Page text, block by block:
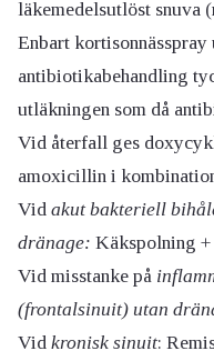
läkemedelsutlöst snuva
Enbart kortisonnässpray
antibiotikabehandling
utläkningen som då
Vid återfall ges
amoxicillin i
Vid akut bakteriell
dränage: Käkspolning
Vid misstanke på
(frontalsinuit) utan
Vid kronisk sinuit: